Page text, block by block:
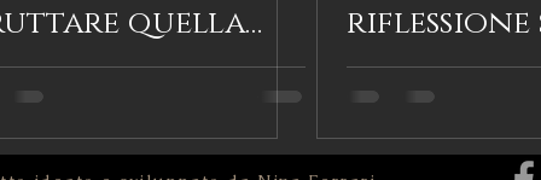
Simboli, luoghi e tradizione Testimonianza
quella
resta
riflessione
passato